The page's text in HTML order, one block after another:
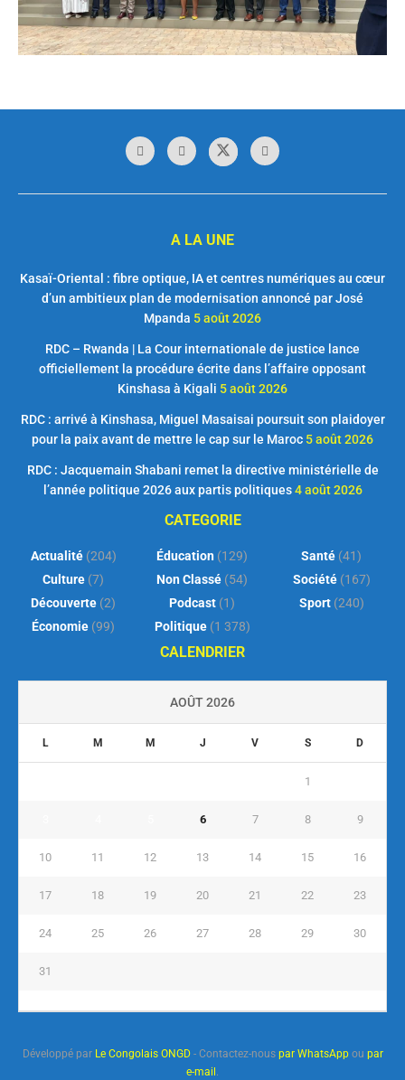
A LA UNE
Kasaï-Oriental : fibre optique, IA et centres numériques au cœur
d’un ambitieux plan de modernisation annoncé par José
Mpanda 5 août 2026
RDC – Rwanda | La Cour internationale de justice lance
officiellement la procédure écrite dans l’affaire opposant
Kinshasa à Kigali 5 août 2026
RDC : arrivé à Kinshasa, Miguel Masaisai poursuit son plaidoyer
pour la paix avant de mettre le cap sur le Maroc 5 août 2026
RDC : Jacquemain Shabani remet la directive ministérielle de
l’année politique 2026 aux partis politiques 4 août 2026
CATEGORIE
Actualité(204)
Culture (7)
Découverte (2)
Économie (99)
Éducation (129)
Non Classé (54)
Podcast (1)
Politique(1 378)
Santé (41)
Société(167)
Sport(240)
CALENDRIER
AOÛT 2026
L M M J V S D
1
6 7 8 9
10 11 12 13 14 15 16
17 18 19 20 21 22 23
24 25 26 27 28 29 30
31
Développé par Le Congolais ONGD- Contactez-nous par WhatsAppou par
e-mail .